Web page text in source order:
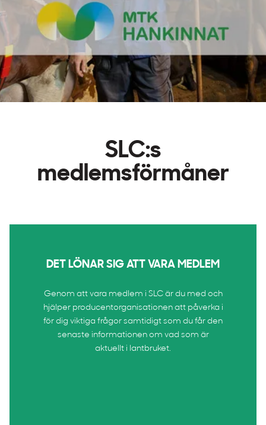
SLC:s
medlemsförmåner
DET LÖNAR SIG ATT VARA MEDLEM
Genom att vara medlem i SLC är du med och
hjälper producentorganisationen att påverka i
för dig viktiga frågor samtidigt som du får den
senaste informationen om vad som är
aktuellt i lantbruket.